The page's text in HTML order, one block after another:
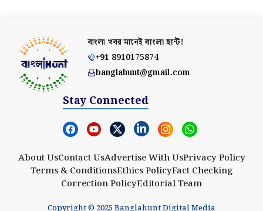
বাংলা খবর মানেইবাংলা হান্ট!
+91 8910175874
banglahunt@gmail.com
Stay Connected
About UsContact UsAdvertise With UsPrivacy Policy
Terms & ConditionsEthics PolicyFact Checking
Correction PolicyEditorial Team